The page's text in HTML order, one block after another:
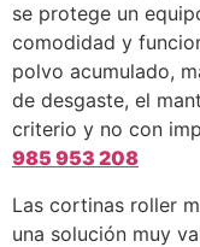
se protege un
comodidad y
polvo acumulado,
de desgaste, el
criterio y no con
985 953 208
Las cortinas roller
una solución muy